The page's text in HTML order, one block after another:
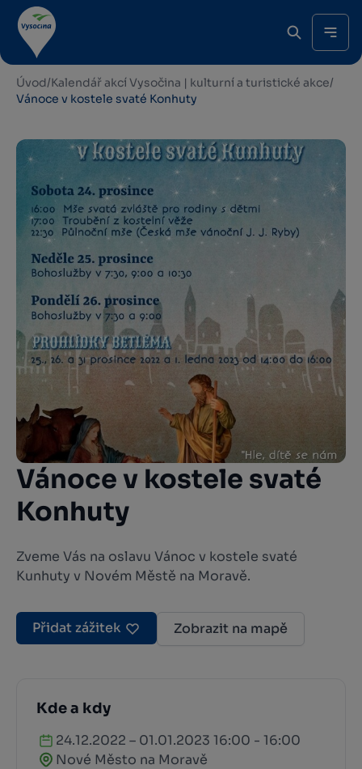
Úvod/Kalendář akcí Vysočina | kulturní a turistické akce/
Vánoce v kostele svaté Konhuty
Vánoce v kostele svaté
Konhuty
Zveme Vás na oslavu Vánoc v kostele svaté
Kunhuty v Novém Městě na Moravě.
Přidat zážitek Zobrazit na mapě
Kde a kdy
24.12.2022 – 01.01.2023 16:00 - 16:00
Nové Město na Moravě